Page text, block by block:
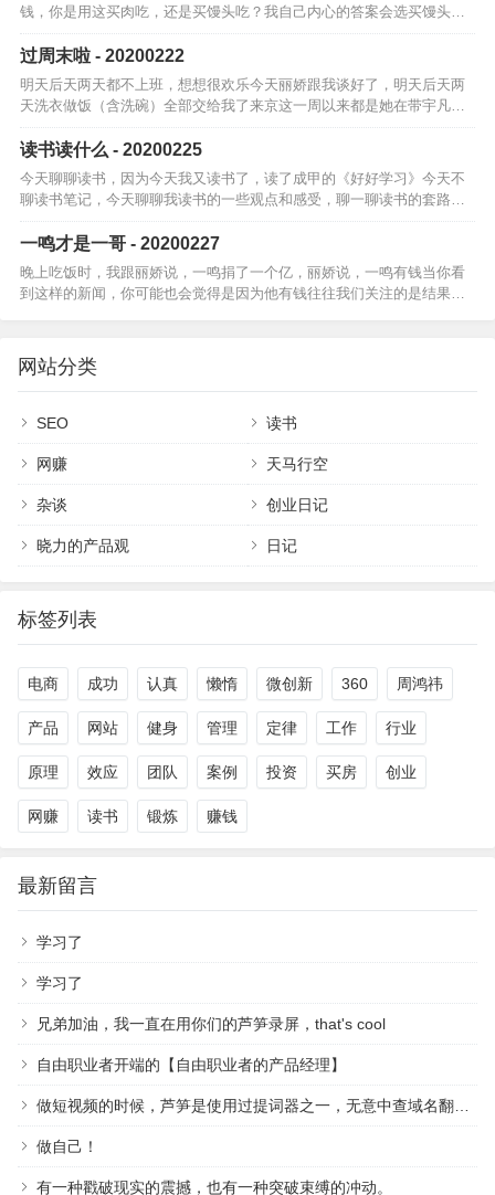
钱，你是用这买肉吃，还是买馒头吃？我自己内心的答案会选买馒头，
我从小接受的观点是吃饱最重要他的答案是买肉，他的观点是，要学会
花钱，学会…
过周末啦 - 20200222
明天后天两天都不上班，想想很欢乐今天丽娇跟我谈好了，明天后天两
天洗衣做饭（含洗碗）全部交给我了来京这一周以来都是她在带宇凡，
还要给我做饭，甚至有时候还送饭到口周末两天也该让她当当女王了除
此之外，我的周…
读书读什么 - 20200225
今天聊聊读书，因为今天我又读书了，读了成甲的《好好学习》今天不
聊读书笔记，今天聊聊我读书的一些观点和感受，聊一聊读书的套路就
说我自己，学历不高，没上过大学。也没有特别牛的大 V 朋友英语还一
点也不会，…
一鸣才是一哥 - 20200227
晚上吃饭时，我跟丽娇说，一鸣捐了一个亿，丽娇说，一鸣有钱当你看
到这样的新闻，你可能也会觉得是因为他有钱往往我们关注的是结果，
网站分类
SEO 读书
网赚 天马行空
杂谈 创业日记
晓力的产品观 日记
标签列表
电商 成功 认真 懒惰 微创新 360 周鸿祎
产品 网站 健身 管理 定律 工作 行业
原理 效应 团队 案例 投资 买房 创业
网赚 读书 锻炼 赚钱
最新留言
学习了
学习了
兄弟加油，我一直在用你们的芦笋录屏，that's cool
自由职业者开端的【自由职业者的产品经理】
做短视频的时候，芦笋是使用过提词器之一，无意中查域名翻到作者，祝越来越好
做自己！
有一种戳破现实的震撼，也有一种突破束缚的冲动。